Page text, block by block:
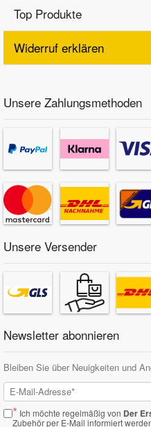
Top Produkte
Widerruf erklären
Unsere Zahlungsmethoden
Unsere Versender
Newsletter abonnieren
Bleiben Sie über Neuigkeiten und
* Ich möchte regelmäßig von Der
Zubehör per E-Mail informiert